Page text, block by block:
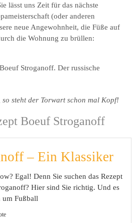
lässt uns Zeit für das nächste
(oder anderen
neue Angewohnheit, die Füße auf
die Wohnung zu brüllen:
so steht der Torwart schon mal Kopf!
Boeuf Stroganoff
– Ein Klassiker
Egal! Denn Sie suchen das Rezept
Hier sind Sie richtig. Und es
um Fußball